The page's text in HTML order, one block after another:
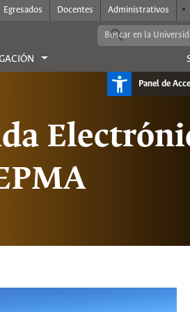
Egresados Docentes Administrativos
Panel de